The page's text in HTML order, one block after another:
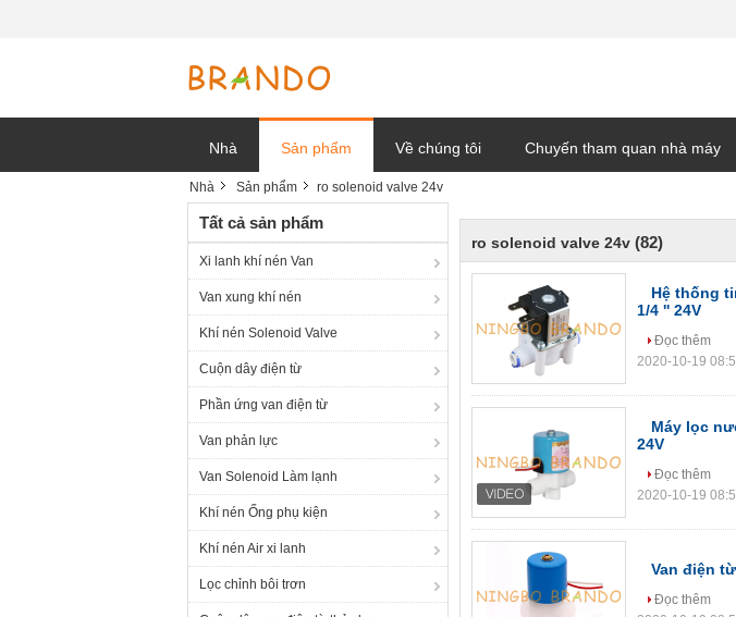
Nhà Sản phẩm Về chúng tôi Chuyến tham quan nhà máy
Nhà Sản phẩm ro solenoid valve 24v
Tất cả sản phẩm
Xi lanh khí nén Van
Van xung khí nén
Khí nén Solenoid Valve
Cuộn dây điện từ
Phần ứng van điện từ
Van phản lực
Van Solenoid Làm lạnh
Khí nén Ống phụ kiện
Khí nén Air xi lanh
Lọc chỉnh bôi trơn
ro solenoid valve 24v (82)
Hệ thống
1/4 '' 24V
Đọc thêm
2020-10-19
Máy lọc
24V
Đọc thêm
2020-10-19
Van điện
Đọc thêm